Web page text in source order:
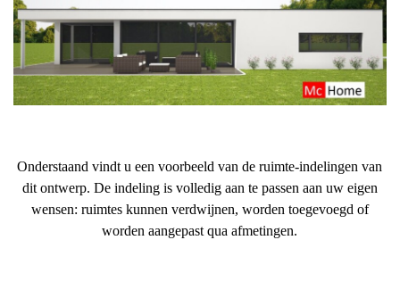
Onderstaand vindt u een voorbeeld van de ruimte-indelingen van
dit ontwerp. De indeling is volledig aan te passen aan uw eigen
wensen: ruimtes kunnen verdwijnen, worden toegevoegd of
worden aangepast qua afmetingen.